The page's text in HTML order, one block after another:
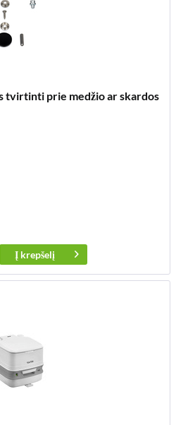
tvirtinti prie medžio ar skardos
Į krepšelį